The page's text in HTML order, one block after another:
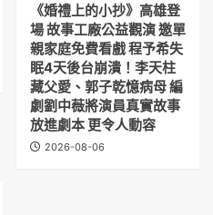
《婚禮上的小抄》高雄登
場 故事工廠公益觀演 邀單
親家庭免費看戲 程予希失
眠4天後台崩潰！李天柱
藏父愛、郭子乾憶病母 編
劇劉中薇將演員真實故事
放進劇本 更令人動容
2026-08-06